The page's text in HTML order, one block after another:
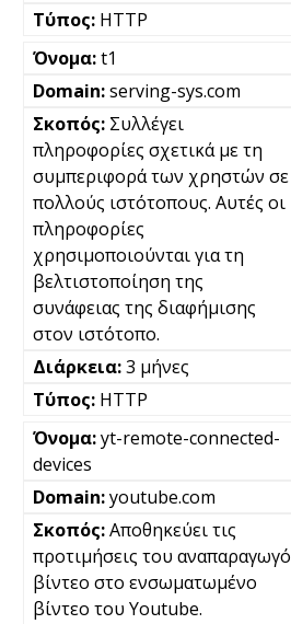
HTTP
t1
serving-sys.com
Συλλέγει
πληροφορίες σχετικά με τη
συμπεριφορά των χρηστών σε
πολλούς ιστότοπους. Αυτές οι
πληροφορίες
χρησιμοποιούνται για τη
βελτιστοποίηση της
συνάφειας της διαφήμισης
στον ιστότοπο.
3 μήνες
HTTP
yt-remote-connected-
devices
youtube.com
Αποθηκεύει τις
προτιμήσεις του αναπαραγωγό
βίντεο στο ενσωματωμένο
βίντεο του Youtube.